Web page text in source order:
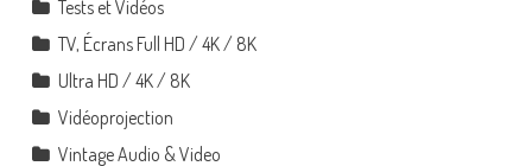
Tests et Vidéos
TV, Écrans Full HD / 4K / 8K
Ultra HD / 4K / 8K
Vidéoprojection
Vintage Audio & Video